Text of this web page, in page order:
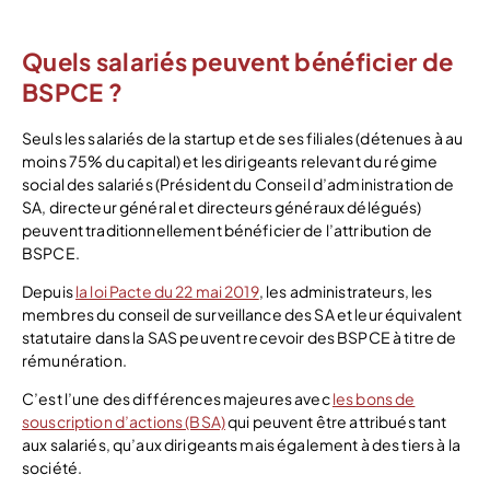
Quels salariés peuvent bénéficier de
BSPCE ?
Seuls les salariés de la startup et de ses filiales (détenues à au
moins 75% du capital) et les dirigeants relevant du régime
social des salariés (Président du Conseil d’administration de
SA, directeur général et directeurs généraux délégués)
peuvent traditionnellement bénéficier de l’attribution de
BSPCE.
Depuisla loi Pacte du 22 mai 2019, les administrateurs, les
membres du conseil de surveillance des SA et leur équivalent
statutaire dans la SAS peuvent recevoir des BSPCE à titre de
rémunération.
C’est l’une des différences majeures avecles bons de
souscription d’actions (BSA)qui peuvent être attribués tant
aux salariés, qu’aux dirigeants mais également à des tiers à la
société.